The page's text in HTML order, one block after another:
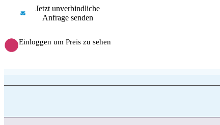
Jetzt unverbindliche
Anfrage senden
Einloggen um Preis zu sehen